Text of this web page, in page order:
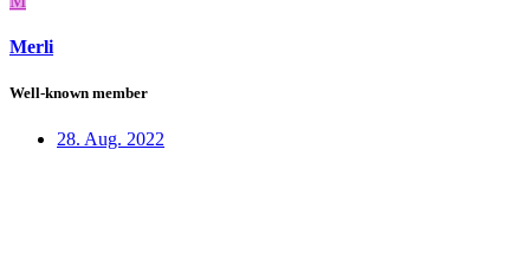
Merli
Well-known member
28. Aug. 2022